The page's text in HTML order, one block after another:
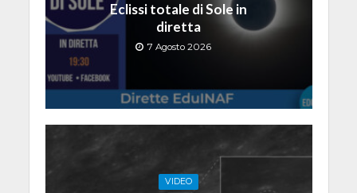
Eclissi totale di Sole in
diretta
7 Agosto 2026
VIDEO